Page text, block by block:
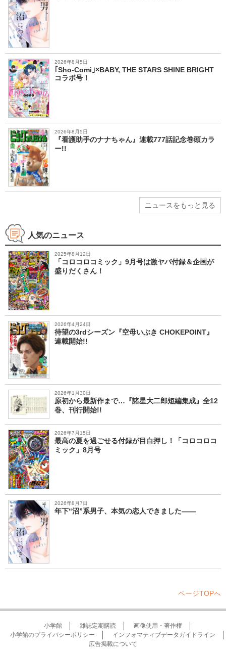
2026年8月5日
｢Sho-Comi｣×BABY, THE STARS SHINE BRIGHT
コラボ号！
2026年8月5日
『看護助手のナナちゃん』連載777話記念巻頭カラ
ー!!
ニュースをもっと見る
人気のニュース
2025年8月12日
「コロコロコミック」9月号は激ヤバ付録＆企画が
盛りだくさん！
2026年4月24日
待望の3rdシーズン『空母いぶき CHOKEPOINT』
連載開始!!
2026年1月30日
原初から最新作まで…『諸星大二郎短編集成』全12
巻、刊行開始!!
2026年7月15日
最高の夏を過ごせる付録が目白押し！「コロコロコ
ミック」8月号
2026年8月7日
年下“沼”系男子、本気の恋人できました――
ページTOPへ
小学館 雑誌定期購読
画像使用・著作権
小学館のプライバシーポリシー
インフォマティブデータガイドライン
広告掲載について